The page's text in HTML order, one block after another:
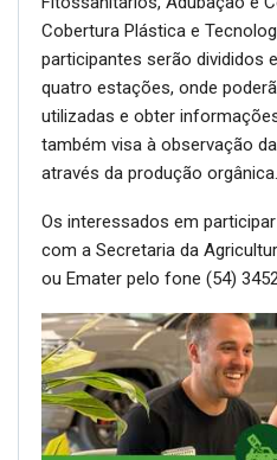
Cobertura Plástica e
participantes serão divididos
quatro estações, onde
utilizadas e obter
também visa à observação
através da produção orgânica.
Os interessados em
com a Secretaria da
ou Emater pelo fone (54)